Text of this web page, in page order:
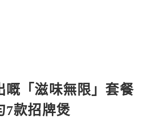
嘅「滋味無限」套餐
7款招牌煲